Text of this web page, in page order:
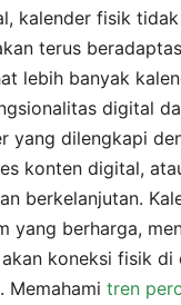
kalender fisik tidak
terus
lebih banyak
digital
yang dilengkapi
konten digital,
berkelanjutan.
yang berharga,
koneksi fisik di
Memahami tren